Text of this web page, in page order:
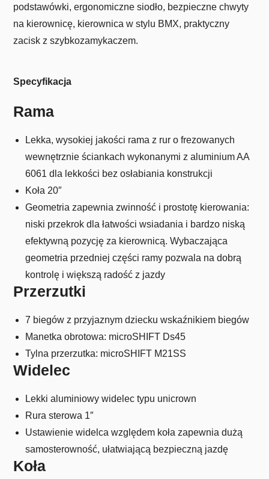
podstawówki, ergonomiczne siodło, bezpieczne chwyty
na kierownicę, kierownica w stylu BMX, praktyczny
zacisk z szybkozamykaczem.
Specyfikacja
Rama
Lekka, wysokiej jakości rama z rur o frezowanych
wewnętrznie ściankach wykonanymi z aluminium AA
6061 dla lekkości bez osłabiania konstrukcji
Koła 20″
Geometria zapewnia zwinność i prostotę kierowania:
niski przekrok dla łatwości wsiadania i bardzo niską
efektywną pozycję za kierownicą. Wybaczająca
geometria przedniej części ramy pozwala na dobrą
kontrolę i większą radość z jazdy
Przerzutki
7 biegów z przyjaznym dziecku wskaźnikiem biegów
Manetka obrotowa: microSHIFT Ds45
Tylna przerzutka: microSHIFT M21SS
Widelec
Lekki aluminiowy widelec typu unicrown
Rura sterowa 1″
Ustawienie widelca względem koła zapewnia dużą
samosterowność, ułatwiającą bezpieczną jazdę
Koła